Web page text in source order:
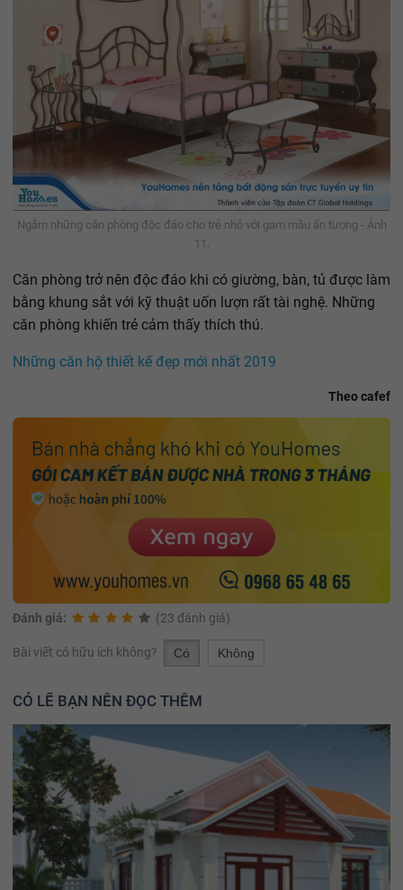
Ngắm những căn phòng độc đáo cho trẻ nhỏ với gam mầu ấn tượng - Ảnh
11.
Căn phòng trở nên độc đáo khi có giường, bàn, tủ được làm
bằng khung sắt với kỹ thuật uốn lượn rất tài nghệ. Những
căn phòng khiến trẻ cảm thấy thích thú.
Những căn hộ thiết kế đẹp mới nhất 2019
Theo cafef
Đánh giá: (23 đánh giá)
Bài viết có hữu ích không? Có Không
CÓ LẼ BẠN NÊN ĐỌC THÊM